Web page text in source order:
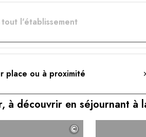
l'établissement
place ou à proximité
à découvrir en séjournant à
©